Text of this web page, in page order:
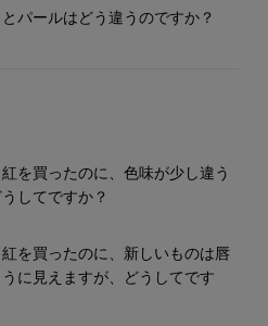
パールはどう違うのですか？
紅を買ったのに、色味が少し違う
してですか？
紅を買ったのに、新しいものは唇
に見えますが、どうしてです